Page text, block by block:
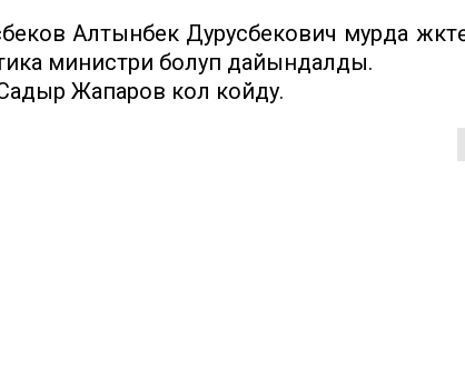
Алтынбек Дурусбекович мурда
министри болуп дайындалды.
Жапаров кол койду.